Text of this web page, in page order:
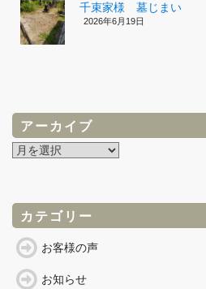
千束家様 墓じまい
2026年6月19日
アーカイブ
ア
ブカテゴリー
お客様の声
お知らせ